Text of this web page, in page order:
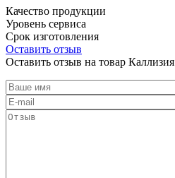
Качество продукции
Уровень сервиса
Срок изготовления
Оставить отзыв
Оставить отзыв на товар Каллизия